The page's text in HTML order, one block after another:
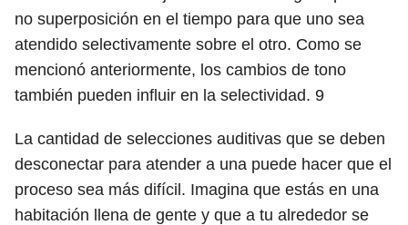
no superposición en el tiempo para que uno sea
atendido selectivamente sobre el otro. Como se
mencionó anteriormente, los cambios de tono
también pueden influir en la selectividad. 9
La cantidad de selecciones auditivas que se deben
desconectar para atender a una puede hacer que el
proceso sea más difícil. Imagina que estás en una
habitación llena de gente y que a tu alrededor se